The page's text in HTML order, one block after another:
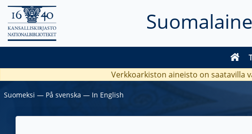
Verkkoarkiston aineisto on saatavilla
Suomeksi ― På svenska ― In English